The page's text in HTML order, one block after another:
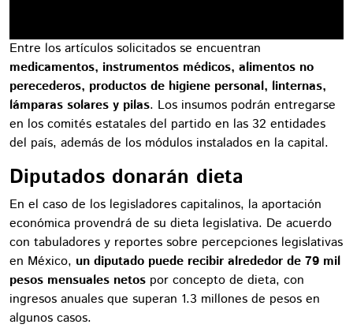
Entre los artículos solicitados se encuentran
medicamentos, instrumentos médicos, alimentos no
perecederos, productos de higiene personal, linternas,
lámparas solares y pilas. Los insumos podrán entregarse
en los comités estatales del partido en las 32 entidades
del país, además de los módulos instalados en la capital.
Diputados donarán dieta
En el caso de los legisladores capitalinos, la aportación
económica provendrá de su dieta legislativa. De acuerdo
con tabuladores y reportes sobre percepciones legislativas
en México, un diputado puede recibir alrededor de 79 mil
pesos mensuales netos por concepto de dieta, con
ingresos anuales que superan 1.3 millones de pesos en
algunos casos.